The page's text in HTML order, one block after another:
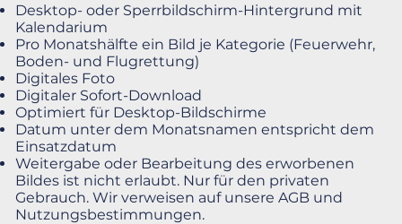
Desktop- oder Sperrbildschirm-Hintergrund mit
Kalendarium
Pro Monatshälfte ein Bild je Kategorie (Feuerwehr,
Boden- und Flugrettung)
Digitales Foto
Digitaler Sofort-Download
Optimiert für Desktop-Bildschirme
Datum unter dem Monatsnamen entspricht dem
Einsatzdatum
Weitergabe oder Bearbeitung des erworbenen
Bildes ist nicht erlaubt. Nur für den privaten
Gebrauch. Wir verweisen auf unsere AGB und
Nutzungsbestimmungen.